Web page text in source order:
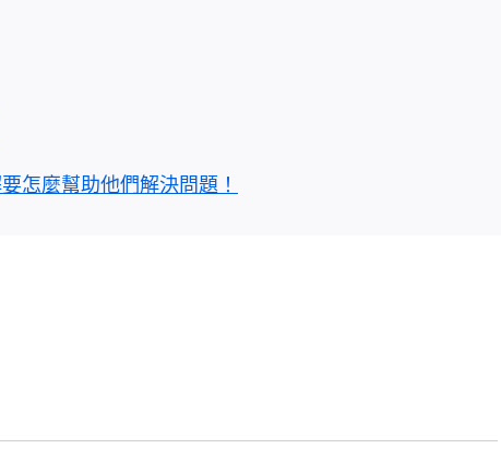
怎麼幫助他們解決問題！